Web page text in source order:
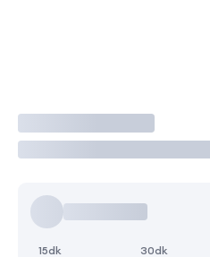
İşlem Yap
15dk 30dk